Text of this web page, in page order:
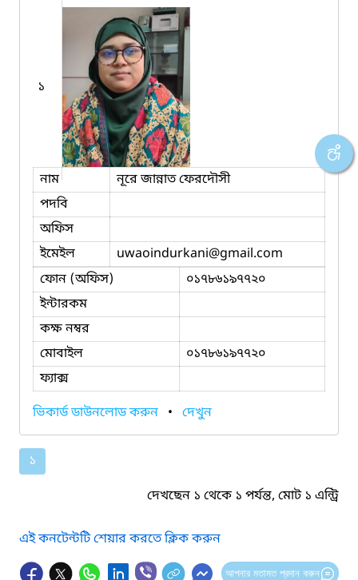
১
নাম
নূরে জান্নাত ফেরদৌসী
পদবি
অফিস
ইমেইল
uwaoindurkani@gmail.com
ফোন (অফিস)
০১৭৮৬১৯৭৭২০
ইন্টারকম
কক্ষ নম্বর
মোবাইল
০১৭৮৬১৯৭৭২০
ফ্যাক্স
ভিকার্ড ডাউনলোড করুন • দেখুন
১
দেখছেন ১ থেকে ১ পর্যন্ত, মোট ১ এন্ট্রি
এই কনটেন্টটি শেয়ার করতে ক্লিক করুন
আপনার মতামত প্রদান করুন